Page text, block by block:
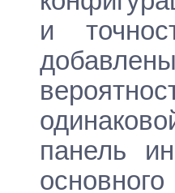
и
панель